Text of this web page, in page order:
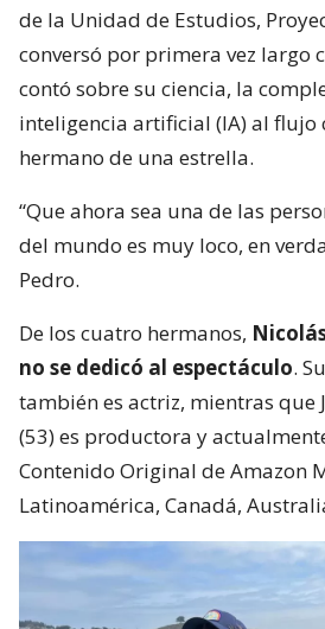
de la Unidad de Estudios,
conversó por primera vez largo
contó sobre su ciencia, la
inteligencia artificial (IA) al flujo
hermano de una estrella.
“Que ahora sea una de las
del mundo es muy loco, en
Pedro.
De los cuatro hermanos,
no se dedicó al espectáculo.
también es actriz, mientras que
(53) es productora y
Contenido Original de Amazon
Latinoamérica, Canadá,